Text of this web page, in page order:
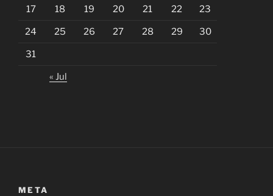
17 18 19 20 21 22 23
24 25 26 27 28 29 30
31
« Jul
META